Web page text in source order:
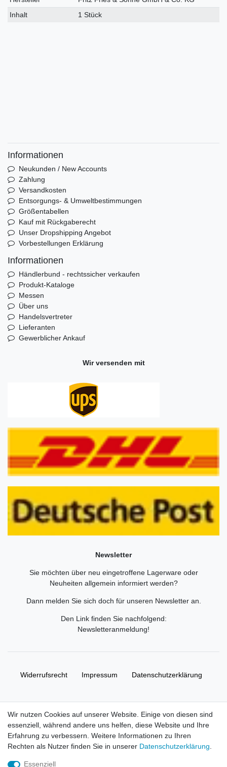
Inhalt
1 Stück
Informationen
Neukunden / New Accounts
Zahlung
Versandkosten
Entsorgungs- & Umweltbestimmungen
Größentabellen
Kauf mit Rückgaberecht
Unser Dropshipping Angebot
Vorbestellungen Erklärung
Informationen
Händlerbund - rechtssicher verkaufen
Produkt-Kataloge
Messen
Über uns
Handelsvertreter
Lieferanten
Gewerblicher Ankauf
Wir versenden mit
Newsletter
Sie möchten über neu eingetroffene Lagerware oder
Neuheiten allgemein informiert werden?
Dann melden Sie sich doch für unseren Newsletter an.
Den Link finden Sie nachfolgend:
Newsletteranmeldung!
Widerrufs­recht Impressum Daten­schutz­erklärung
© Copyright 2026 | Alle Rechte vorbehalten. HL-
Handelsgesellschaft mbH.
Wir nutzen Cookies auf unserer Website. Einige von diesen sind
essenziell, während andere uns helfen, diese Website und Ihre
Erfahrung zu verbessern. Weitere Informationen zu Ihren
Rechten als Nutzer finden Sie in unserer Daten­schutz­erklärung
Essenziell